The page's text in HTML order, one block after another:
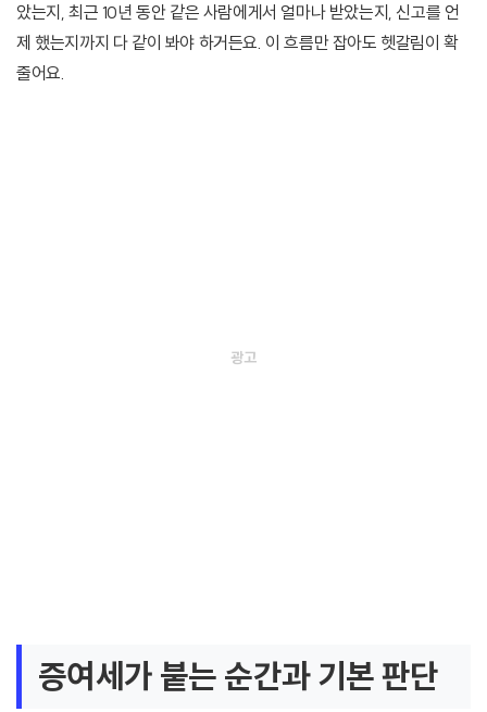
았는지, 최근 10년 동안 같은 사람에게서 얼마나 받았는지, 신고를 언
제 했는지까지 다 같이 봐야 하거든요. 이 흐름만 잡아도 헷갈림이 확
줄어요.
증여세가 붙는 순간과 기본 판단